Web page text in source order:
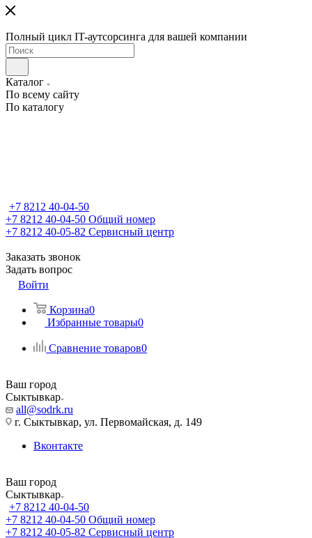
Полный цикл IT-аутсорсинга для вашей компании
Каталог
По всему сайту
По каталогу
+7 8212 40-04-50
+7 8212 40-04-50 Общий номер
+7 8212 40-05-82 Сервисный центр
Заказать звонок
Задать вопрос
Войти
Корзина0
Избранные товары0
Сравнение товаров0
Ваш город
Сыктывкар
all@sodrk.ru
г. Сыктывкар, ул. Первомайская, д. 149
Вконтакте
Ваш город
Сыктывкар
+7 8212 40-04-50
+7 8212 40-04-50 Общий номер
+7 8212 40-05-82 Сервисный центр